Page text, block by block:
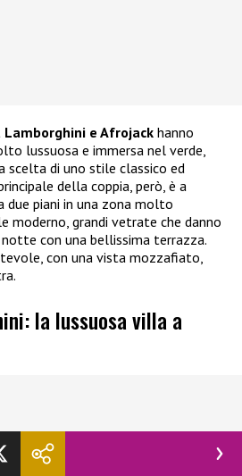
e Afrojackhanno
lussuosa e immersa nel verde,
scelta di uno stile classico ed
della coppia, però, è a
due piani in una zona molto
moderno, grandi vetrate che danno
notte con una bellissima terrazza.
con una vista mozzafiato,
la lussuosa villa a